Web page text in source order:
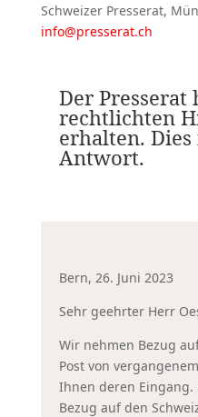
Schweizer Presserat,
info@presserat.ch
Der Presserat
rechtlichten
erhalten. Dies
Antwort.
Bern, 26. Juni 2023
Sehr geehrter Herr
Wir nehmen Bezug
Post von
Ihnen deren
Bezug auf den